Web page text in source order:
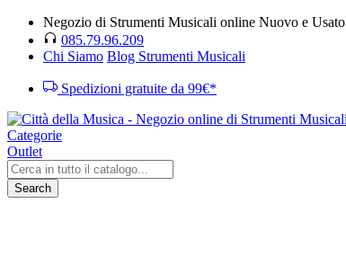
Negozio di Strumenti Musicali online Nuovo e Usato
085.79.96.209
Chi Siamo Blog Strumenti Musicali
Spedizioni gratuite da 99€*
Categorie
Outlet
Search